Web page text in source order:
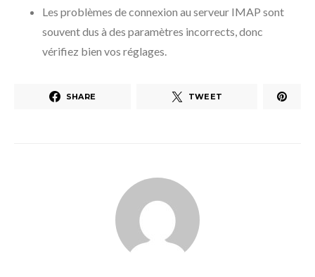
Les problèmes de connexion au serveur IMAP sont
souvent dus à des paramètres incorrects, donc
vérifiez bien vos réglages.
SHARE TWEET